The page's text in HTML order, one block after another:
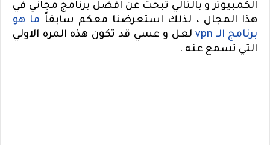
الكمبيوتر و بالتالي تبحث عن افضل برنامج مجاني في
هذا المجال ، لذلك استعرضنا معكم سابقاً ما هو
برنامج الـ vpn لعل و عسي قد تكون هذه المره الاولي
التي تسمع عنه .